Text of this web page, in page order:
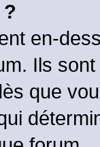
en-
Ils
que